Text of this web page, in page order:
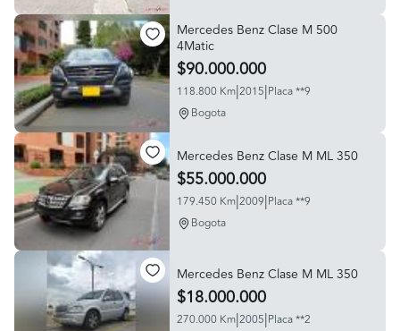
Mercedes Benz Clase M 500
4Matic
$90.000.000
118.800 Km|2015|Placa **9
Bogota
Mercedes Benz Clase M ML 350
$55.000.000
179.450 Km|2009|Placa **9
Bogota
Mercedes Benz Clase M ML 350
$18.000.000
270.000 Km|2005|Placa **2